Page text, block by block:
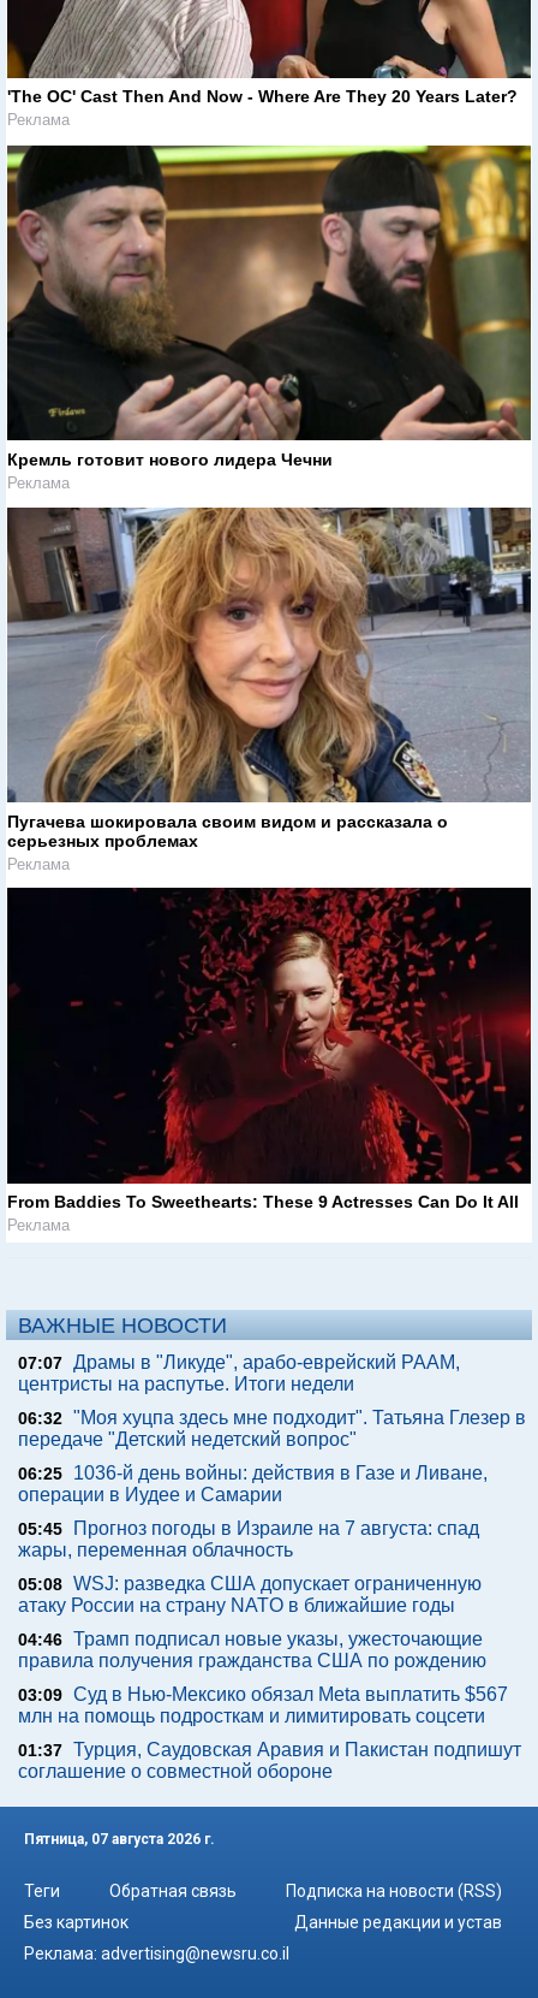
'The OC' Cast Then And Now - Where Are They 20 Years Later?
Реклама
Кремль готовит нового лидера Чечни
Реклама
Пугачева шокировала своим видом и рассказала о
серьезных проблемах
Реклама
From Baddies To Sweethearts: These 9 Actresses Can Do It All
Реклама
ВАЖНЫЕ НОВОСТИ
07:07 Драмы в "Ликуде", арабо-еврейский РААМ,
центристы на распутье. Итоги недели
06:32 "Моя хуцпа здесь мне подходит". Татьяна Глезер в
передаче "Детский недетский вопрос"
06:25
1036-й день войны: действия в Газе и Ливане,
операции в Иудее и Самарии
05:45
Прогноз погоды в Израиле на 7 августа: спад
жары, переменная облачность
05:08 WSJ: разведка США допускает ограниченную
атаку России на страну NATO в ближайшие годы
04:46 Трамп подписал новые указы, ужесточающие
правила получения гражданства США по рождению
03:09 Суд в Нью-Мексико обязал Meta выплатить $567
млн на помощь подросткам и лимитировать соцсети
01:37 Турция, Саудовская Аравия и Пакистан подпишут
соглашение о совместной обороне
Пятница, 07 августа 2026 г.
Теги Обратная связь
Подписка на новости (RSS)
Без картинок
Данные редакции и устав
Реклама: advertising@newsru.co.il